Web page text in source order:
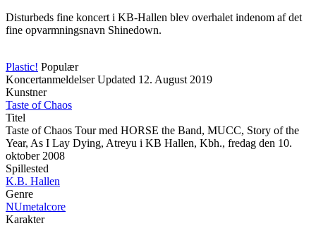
Disturbeds fine koncert i KB-Hallen blev overhalet indenom af det
fine opvarmningsnavn Shinedown.
Plastic! Populær
Koncertanmeldelser Updated 12. August 2019
Kunstner
Taste of Chaos
Titel
Taste of Chaos Tour med HORSE the Band, MUCC, Story of the
Year, As I Lay Dying, Atreyu i KB Hallen, Kbh., fredag den 10.
oktober 2008
Spillested
K.B. Hallen
Genre
NUmetalcore
Karakter